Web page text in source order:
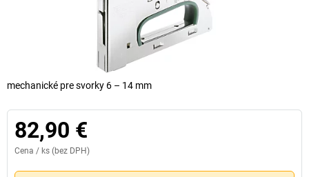
mechanické pre svorky 6 – 14 mm
82,90 €
Cena / ks (bez DPH)